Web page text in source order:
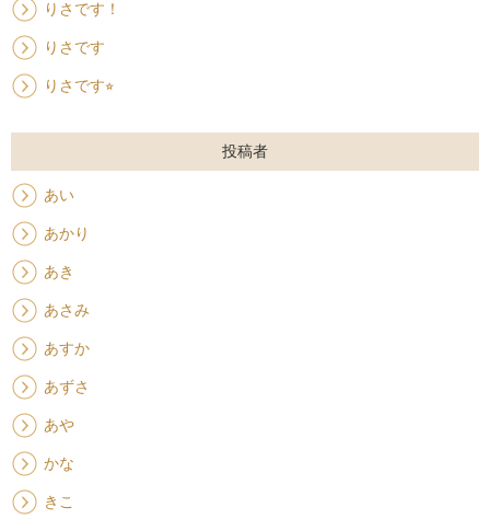
りさです！
りさです
りさです⭐︎
投稿者
あい
あかり
あき
あさみ
あすか
あずさ
あや
かな
きこ